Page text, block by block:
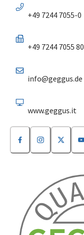
+49 7244 7055-0
+49 7244 7055 80
info@geggus.de
www.geggus.it